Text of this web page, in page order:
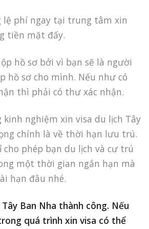
lệ phí ngay tại trung tâm xin
tiền mặt đấy.
hồ sơ bởi vì bạn sẽ là người
hồ sơ cho mình. Nếu như có
thì phải có thư xác nhận.
nghiệm xin visa du lịch Tây
chính là về thời hạn lưu trú.
cho phép bạn du lịch và cư trú
một thời gian ngắn hạn mà
hạn đâu nhé.
Ban Nha thành công. Nếu
quá trình xin visa có thể